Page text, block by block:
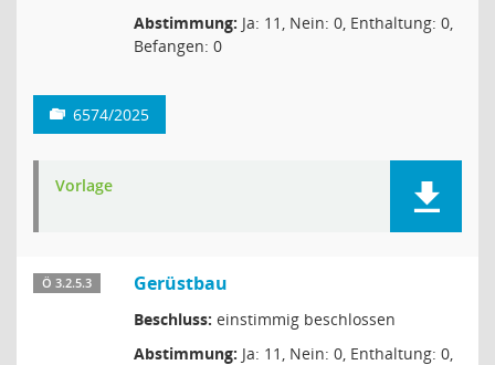
Abstimmung: Ja: 11, Nein: 0, Enthaltung: 0,
Befangen: 0
6574/2025
Vorlage
Ö 3.2.5.3 Gerüstbau
Beschluss: einstimmig beschlossen
Abstimmung: Ja: 11, Nein: 0, Enthaltung: 0,